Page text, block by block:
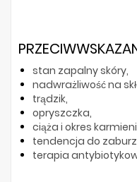
stan zapalny skóry,
nadwrażliwość na
trądzik,
opryszczka,
ciąża i okres
tendencja do
terapia